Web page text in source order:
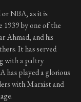
NBA, as it is
1939 by one of the
Ahmad, and his
It has served
with a paltry
has played a glorious
with Marxist and